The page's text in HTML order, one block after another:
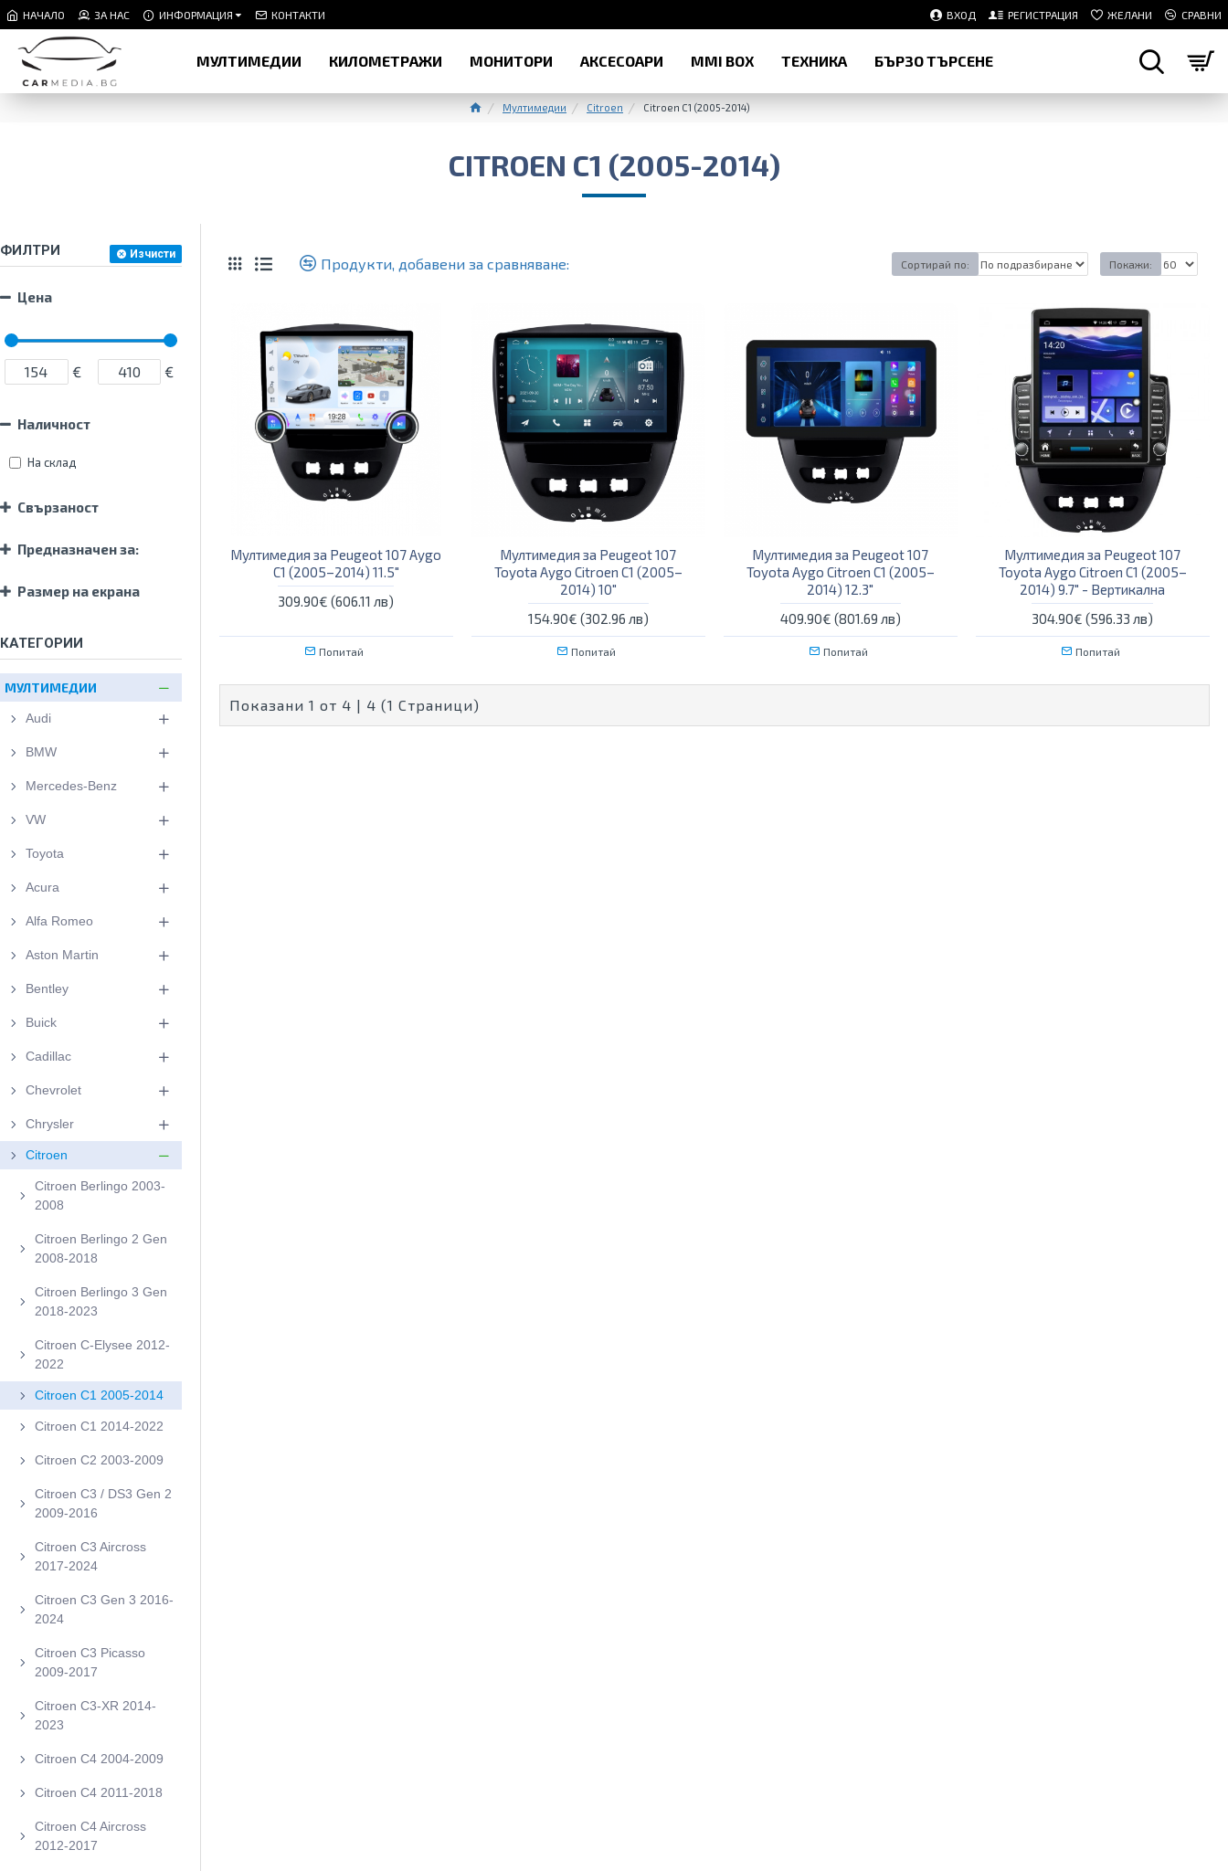
НАЧАЛО ЗА НАС ИНФОРМАЦИЯ КОНТАКТИ ВХОД РЕГИСТРАЦИЯ ЖЕЛАНИ СРАВНИ
МУЛТИМЕДИИ КИЛОМЕТРАЖИ МОНИТОРИ АКСЕСОАРИ MMI BOX ТЕХНИКА БЪРЗО ТЪРСЕНЕ
Мултимедии Citroen Citroen C1 (2005-2014)
CITROEN C1 (2005-2014)
ФИЛТРИ Изчисти
Цена
€ €
Свързаност
Предназначен за:
Размер на екрана
Наличност
На склад
КАТЕГОРИИ
МУЛТИМЕДИИ
Audi
BMW
Mercedes-Benz
VW
Toyota
Acura
Alfa Romeo
Aston Martin
Bentley
Buick
Cadillac
Chevrolet
Chrysler
Citroen
Citroen Berlingo 2003-
2008
Citroen Berlingo 2 Gen
2008-2018
Citroen Berlingo 3 Gen
2018-2023
Citroen C-Elysee 2012-
2022
Citroen C1 2005-2014
Citroen C1 2014-2022
Citroen C2 2003-2009
Citroen C3 / DS3 Gen 2
2009-2016
Citroen C3 Aircross
2017-2024
Citroen C3 Gen 3 2016-
2024
Citroen C3 Picasso
2009-2017
Citroen C3-XR 2014-
2023
Citroen C4 2004-2009
Citroen C4 2011-2018
Citroen C4 Aircross
2012-2017
Продукти, добавени за сравняване: Сортирай по: Покажи:
Мултимедия за Peugeot 107 Aygo
C1 (2005–2014) 11.5″
309.90€ (606.11 лв)
Попитай
Мултимедия за Peugeot 107
Toyota Aygo Citroen C1 (2005–
2014) 10″
154.90€ (302.96 лв)
Попитай
Мултимедия за Peugeot 107
Toyota Aygo Citroen C1 (2005–
2014) 12.3″
409.90€ (801.69 лв)
Попитай
Мултимедия за Peugeot 107
Toyota Aygo Citroen C1 (2005–
2014) 9.7″ - Вертикална
304.90€ (596.33 лв)
Попитай
Показани 1 от 4 | 4 (1 Страници)